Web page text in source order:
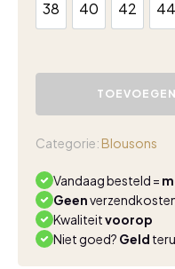
38
38
40
40
42
42
44
44
Casa
aantal
Categorie: Blousons
Vandaag besteld =
Geen
Kwaliteitvoorop
Niet goed? Geld